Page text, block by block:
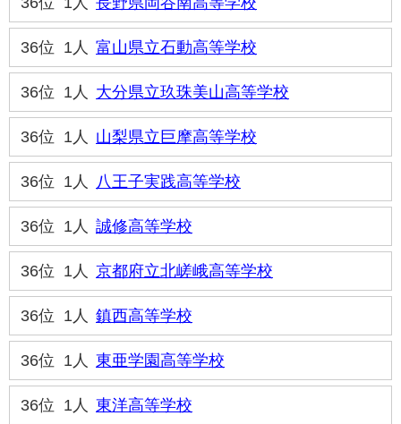
36位 1人 富山県立石動高等学校
36位 1人 大分県立玖珠美山高等学校
36位 1人 山梨県立巨摩高等学校
36位 1人 八王子実践高等学校
36位 1人 誠修高等学校
36位 1人 京都府立北嵯峨高等学校
36位 1人 鎮西高等学校
36位 1人 東亜学園高等学校
36位 1人 東洋高等学校